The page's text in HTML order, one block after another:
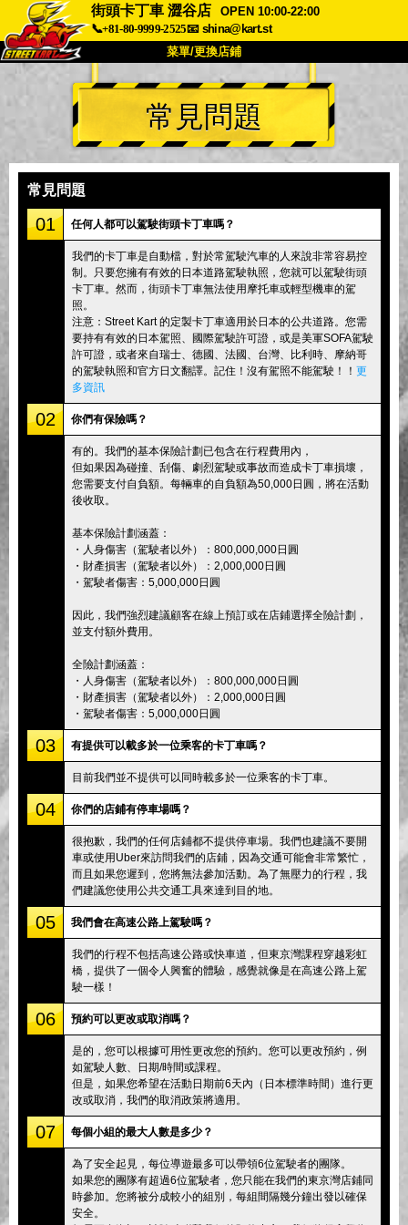
街頭卡丁車 澀谷店
OPEN 10:00-22:00
📞+81-80-9999-2525📧 shina@kart.st
菜單/更換店鋪
首頁
關於我們 規格 價格
顧客評價
公司
更換店鋪
東京 品川 #1 東京 秋葉原 #1
東京 秋葉原 #2 東京 澀谷
東京 澀谷分店
東京 淺草 大阪
沖繩
常見問題
常見問題
01 任何人都可以駕駛街頭卡丁車嗎？
我們的卡丁車是自動檔，對於常駕駛汽車的人來說非常容易控
制。只要您擁有有效的日本道路駕駛執照，您就可以駕駛街頭
卡丁車。然而，街頭卡丁車無法使用摩托車或輕型機車的駕
照。
注意：Street Kart 的定製卡丁車適用於日本的公共道路。您需
要持有有效的日本駕照、國際駕駛許可證，或是美軍SOFA駕駛
許可證，或者來自瑞士、德國、法國、台灣、比利時、摩納哥
的駕駛執照和官方日文翻譯。記住！沒有駕照不能駕駛！！ 更
多資訊
02 你們有保險嗎？
有的。我們的基本保險計劃已包含在行程費用內，
但如果因為碰撞、刮傷、劇烈駕駛或事故而造成卡丁車損壞，
您需要支付自負額。每輛車的自負額為50,000日圓，將在活動
後收取。
基本保險計劃涵蓋：
・人身傷害（駕駛者以外）：800,000,000日圓
・財產損害（駕駛者以外）：2,000,000日圓
・駕駛者傷害：5,000,000日圓
因此，我們強烈建議顧客在線上預訂或在店鋪選擇全險計劃，
並支付額外費用。
全險計劃涵蓋：
・人身傷害（駕駛者以外）：800,000,000日圓
・財產損害（駕駛者以外）：2,000,000日圓
・駕駛者傷害：5,000,000日圓
03 有提供可以載多於一位乘客的卡丁車嗎？
目前我們並不提供可以同時載多於一位乘客的卡丁車。
04 你們的店鋪有停車場嗎？
很抱歉，我們的任何店鋪都不提供停車場。我們也建議不要開
車或使用Uber來訪問我們的店鋪，因為交通可能會非常繁忙，
而且如果您遲到，您將無法參加活動。為了無壓力的行程，我
們建議您使用公共交通工具來達到目的地。
05 我們會在高速公路上駕駛嗎？
我們的行程不包括高速公路或快車道，但東京灣課程穿越彩虹
橋，提供了一個令人興奮的體驗，感覺就像是在高速公路上駕
駛一樣！
06 預約可以更改或取消嗎？
是的，您可以根據可用性更改您的預約。您可以更改預約，例
如駕駛人數、日期/時間或課程。
但是，如果您希望在活動日期前6天內（日本標準時間）進行更
改或取消，我們的取消政策將適用。
07 每個小組的最大人數是多少？
為了安全起見，每位導遊最多可以帶領6位駕駛者的團隊。
如果您的團隊有超過6位駕駛者，您只能在我們的東京灣店鋪同
時參加。您將被分成較小的組別，每組間隔幾分鐘出發以確保
安全。